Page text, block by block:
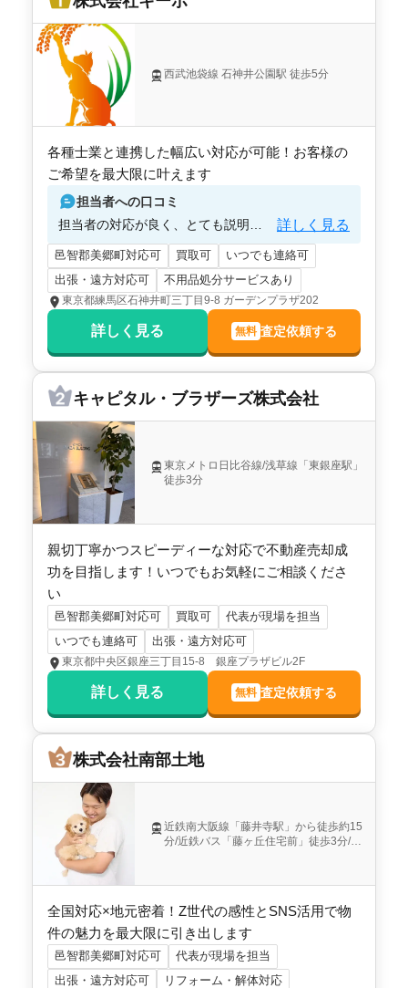
西武池袋線 石神井公園駅 徒歩5分
各種士業と連携した幅広い対応が可能！お客様の
ご希望を最大限に叶えます
担当者への口コミ
担当者の対応が良く、とても説明がわかりやすく、親しみやすかったから。
詳しく見る
邑智郡美郷町対応可 買取可
いつでも連絡可
出張・遠方対応可
不用品処分サービスあり
東京都練馬区石神井町三丁目9-8 ガーデンプラザ202
詳しく見る 無料 査定依頼する
キャピタル・ブラザーズ株式会社
東京メトロ日比谷線/浅草線「東銀座駅」
徒歩3分
親切丁寧かつスピーディーな対応で不動産売却成
功を目指します！いつでもお気軽にご相談くださ
い
邑智郡美郷町対応可 買取可
代表が現場を担当
いつでも連絡可
出張・遠方対応可
東京都中央区銀座三丁目15-8 銀座プラザビル2F
詳しく見る 無料 査定依頼する
株式会社南部土地
近鉄南大阪線「藤井寺駅」から徒歩約15
分/近鉄バス「藤ヶ丘住宅前」徒歩3分/
全国対応×地元密着！Z世代の感性とSNS活用で物
件の魅力を最大限に引き出します
邑智郡美郷町対応可
代表が現場を担当
出張・遠方対応可
リフォーム・解体対応